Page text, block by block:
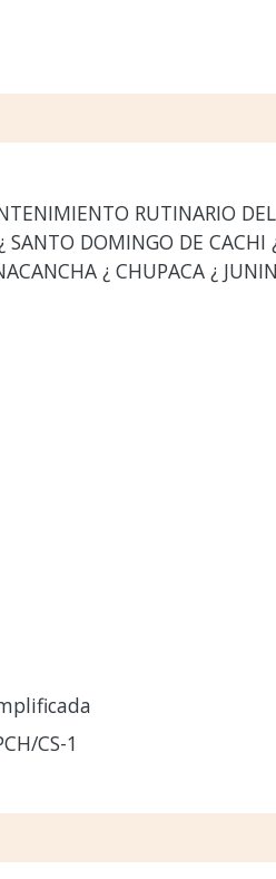
RUTINARIO
DOMINGO DE CACHI
¿ CHUPACA ¿
CS-1